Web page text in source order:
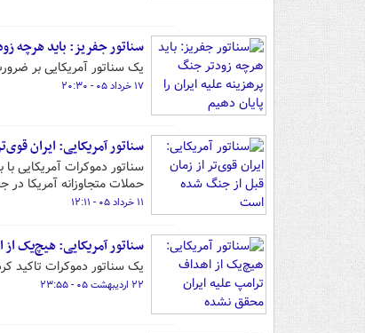
سناتور جفریز: باید هرچه
یک سناتور آمریکایی بر
۱۷ خرداد ۰۵ - ۲۰:۳۰
سناتور آمریکایی: ایران
سناتور دموکرات آمریکایی
حملات متجاوزانه آمریکا
۱۱ خرداد ۰۵ - ۱۲:۱۱
سناتور آمریکایی: هیچ‌یک
یک سناتور دموکرات تاکید
۲۲ اردیبهشت ۰۵ - ۲۳:۵۵